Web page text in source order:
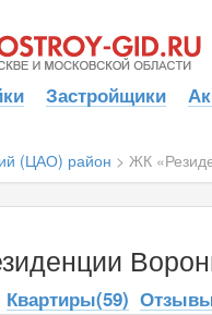
Застройщики
(ЦАО) район > ЖК
Квартиры(59)